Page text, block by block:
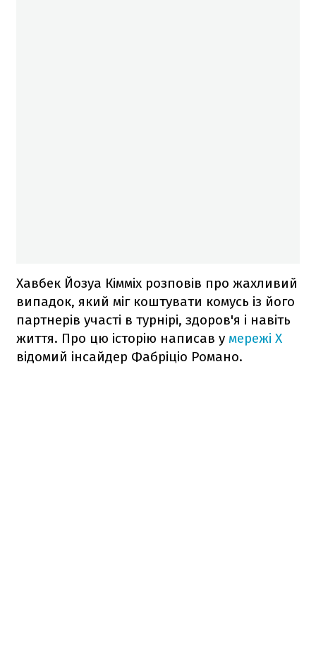
Хавбек Йозуа Кімміх розповів про жахливий
випадок, який міг коштувати комусь із його
партнерів участі в турнірі, здоров'я і навіть
життя. Про цю історію написав у мережі X
відомий інсайдер Фабріціо Романо.